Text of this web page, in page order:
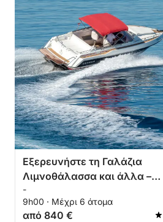
Εξερευνήστε τη Γαλάζια
Λιμνοθάλασσα και άλλα –
Ιδιωτική Περιήγηση 9 ωρών
-
9h00 · Μέχρι 6 άτομα
από 840 €